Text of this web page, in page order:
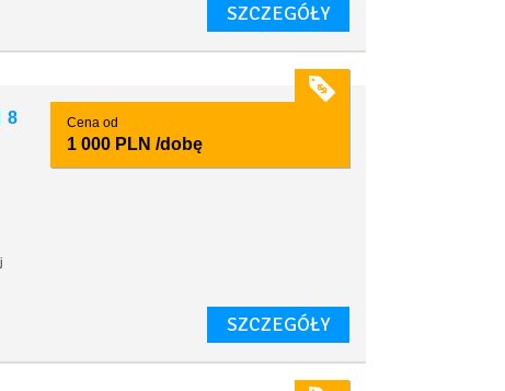
SZCZEGÓŁY
8 Cena od
1 000 PLN /dobę
SZCZEGÓŁY